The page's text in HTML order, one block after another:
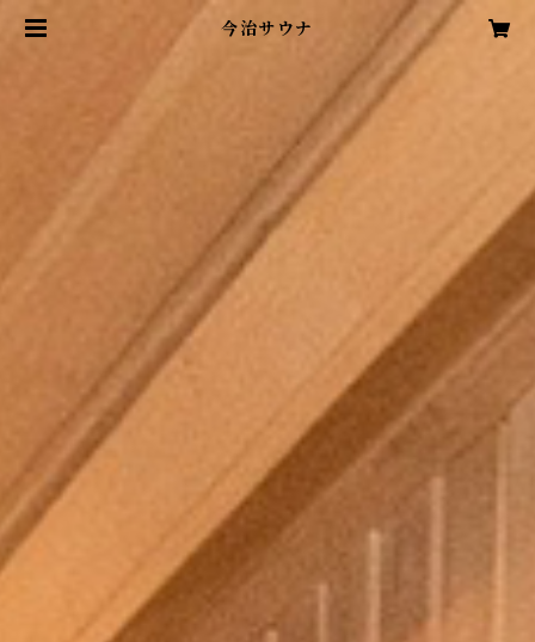
今治サウナ